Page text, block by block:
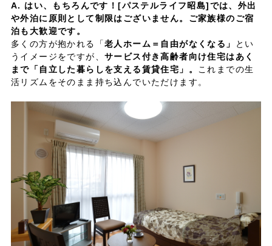
A. はい、もちろんです！[パステルライフ昭島]では、外出
や外泊に原則として制限はございません。ご家族様のご宿
泊も大歓迎です。
多くの方が抱かれる「老人ホーム＝自由がなくなる」
とい
うイメージをですが、 サービス付き高齢者向け住宅はあく
まで「自立した暮らしを支える賃貸住宅」。
これまでの生
活リズムをそのまま持ち込んでいただけます。